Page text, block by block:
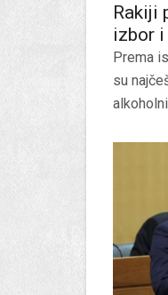
Rakiji
izbor
Prema
su